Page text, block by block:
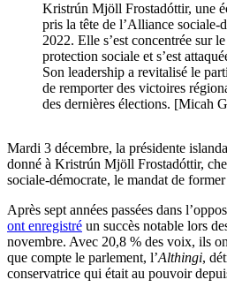
Kristrún Mjöll Frostadóttir, une
pris la tête de l’Alliance sociale-
2022. Elle s’est concentrée sur
protection sociale et s’est
Son leadership a revitalisé le
de remporter des victoires
des dernières élections. [Micah
Mardi 3 décembre, la présidente
donné à Kristrún Mjöll Frostadóttir,
sociale-démocrate, le mandat de
Après sept années passées dans
ont enregistré un succès notable lors
novembre. Avec 20,8 % des voix, ils
que compte le parlement, l’Althingi,
conservatrice qui était au pouvoir